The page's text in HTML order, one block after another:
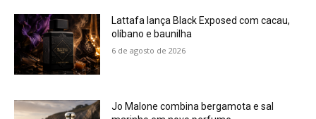
Lattafa lança Black Exposed com cacau,
olíbano e baunilha
6 de agosto de 2026
Jo Malone combina bergamota e sal